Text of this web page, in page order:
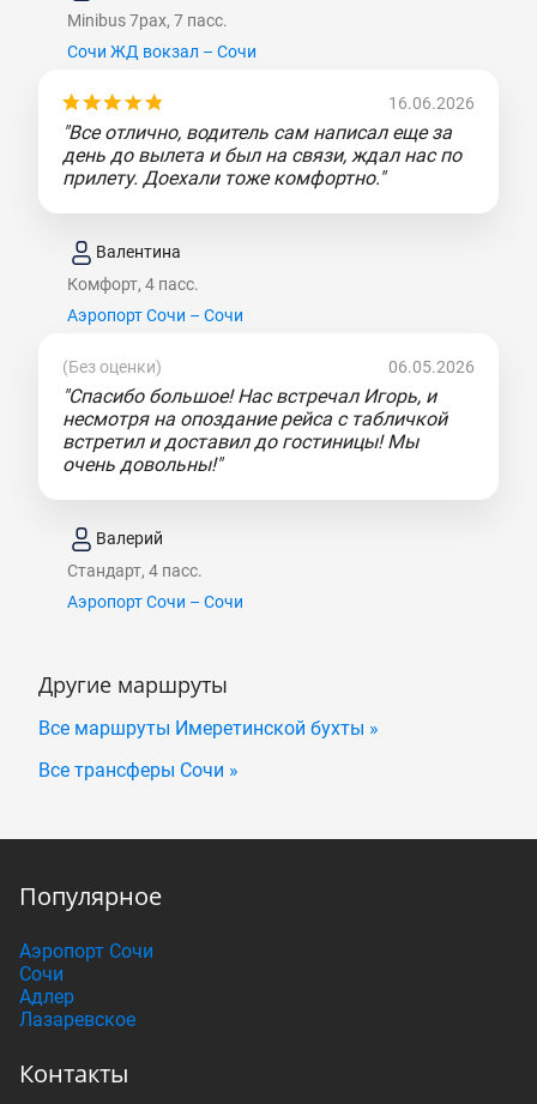
Minibus 7pax, 7 пасс.
Сочи ЖД вокзал – Сочи
16.06.2026
"Все отлично, водитель сам написал еще за
день до вылета и был на связи, ждал нас по
прилету. Доехали тоже комфортно."
Валентина
Комфорт, 4 пасс.
Аэропорт Сочи – Сочи
(Без оценки) 06.05.2026
"Спасибо большое! Нас встречал Игорь, и
несмотря на опоздание рейса с табличкой
встретил и доставил до гостиницы! Мы
очень довольны!"
Валерий
Стандарт, 4 пасс.
Аэропорт Сочи – Сочи
Другие маршруты
Все маршруты Имеретинской бухты »
Все трансферы Сочи »
Популярное
Аэропорт Сочи
Сочи
Адлер
Лазаревское
Контакты